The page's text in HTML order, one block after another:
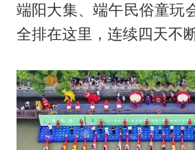
端阳大集、端午民俗童玩
全排在这里，连续四天不断